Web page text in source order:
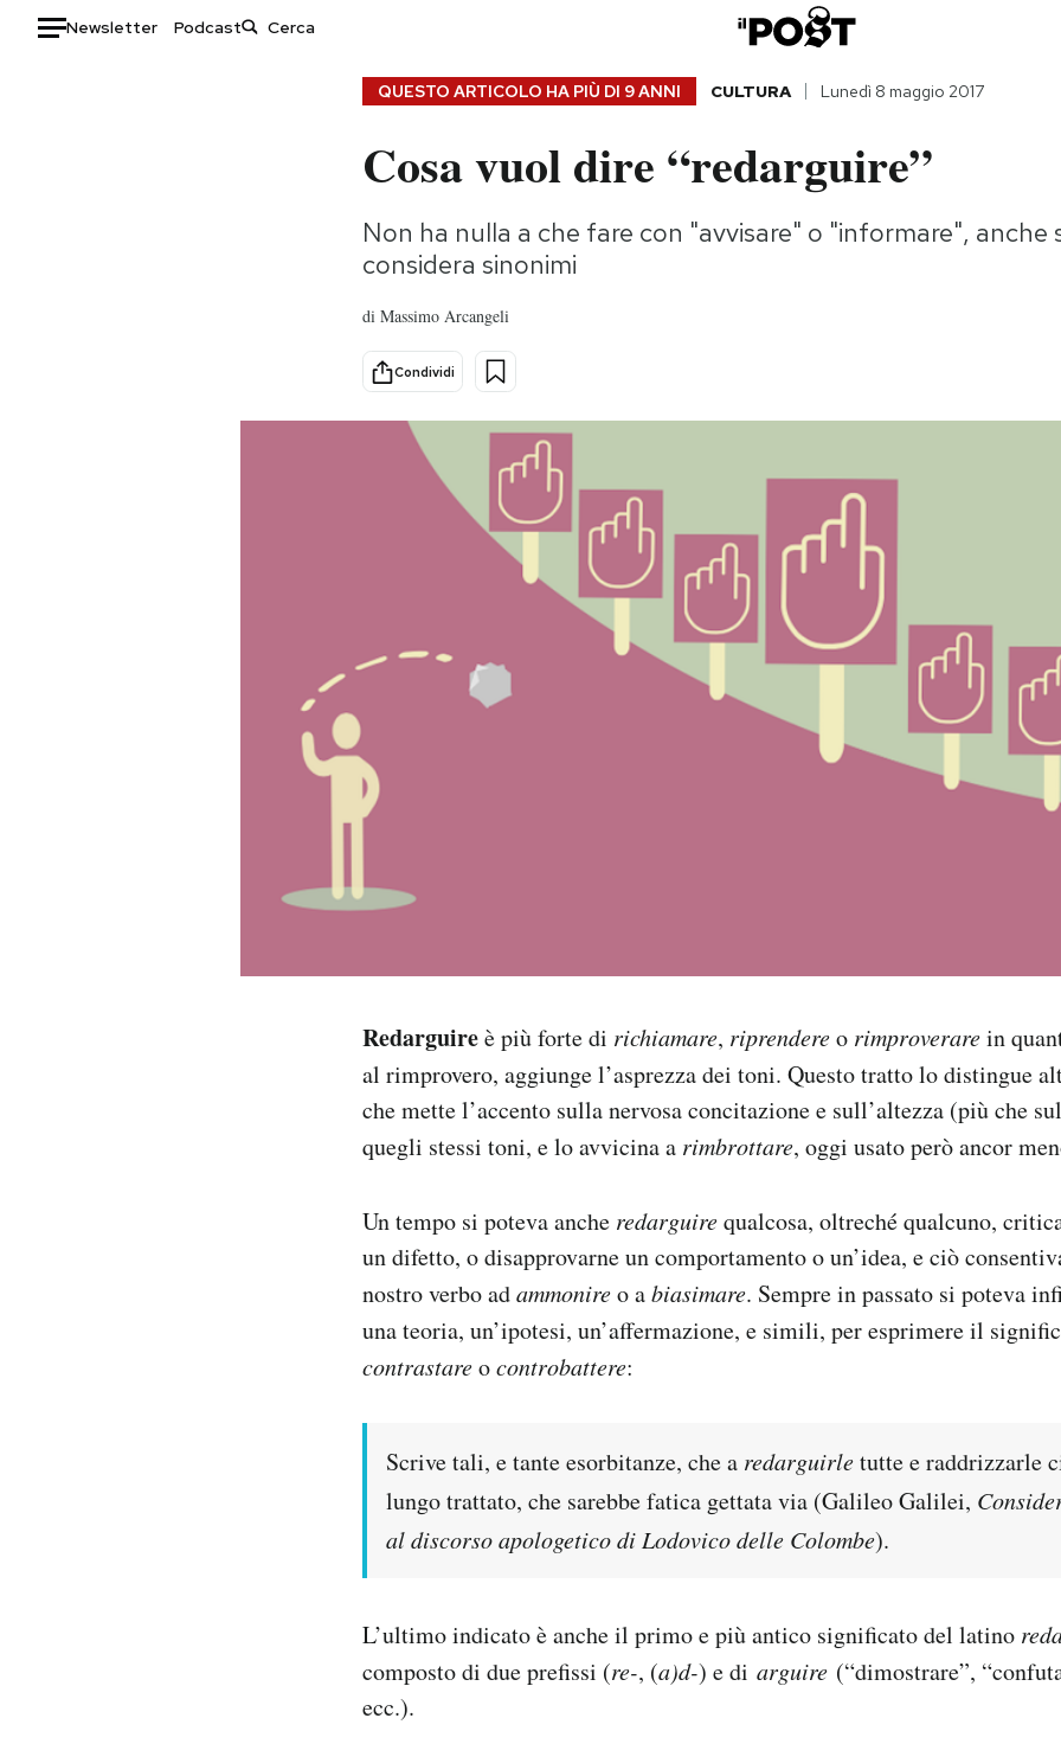
Newsletter Podcast
Consumismi
Mondiali calcio 2026
QUESTO ARTICOLO HA PIÙ DI 9 ANNI CULTURA Lunedì 8 maggio 2017
Cosa vuol dire “redarguire”
Non ha nulla a che fare con "avvisare" o "informare", anche
considera sinonimi
di Massimo Arcangeli
Condividi
Redarguireè più forte di richiamare, riprendereo rimproverarein
al rimprovero, aggiunge l’asprezza dei toni. Questo tratto lo distingue
che mette l’accento sulla nervosa concitazione e sull’altezza (più che
quegli stessi toni, e lo avvicina a rimbrottare, oggi usato però ancor
Un tempo si poteva anche redarguirequalcosa, oltreché qualcuno,
un difetto, o disapprovarne un comportamento o un’idea, e ciò
nostro verbo adammonireo abiasimare. Sempre in passato si poteva
una teoria, un’ipotesi, un’affermazione, e simili, per esprimere il
contrastareocontrobattere:
Scrive tali, e tante esorbitanze, che a redarguirletutte e raddrizzarle
lungo trattato, che sarebbe fatica gettata via (Galileo Galilei,
al discorso apologetico di Lodovico delle Colombe).
L’ultimo indicato è anche il primo e più antico significato del latino
composto di due prefissi (re-, (a)d-) e di arguire (“dimostrare”,
ecc.).